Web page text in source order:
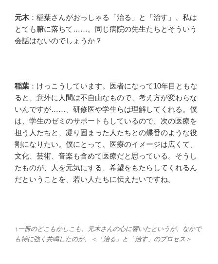
元木：稲葉さんがおっしゃる「治る」と「治す」、私は
とても腑に落ちて……。同じ病院の先生たちとそういう
会話はないのでしょうか？
稲葉 ：けっこうしています。医者になって10年目ともな
ると、意外に人間は不自由なもので、考え方が変わらな
いんですが……、研修医や学生らは理解してくれる。僕
は、学生のゼミのサポートもしているので、次の医療を
担う人たちと、凝り固まった人たちとの蝶番のような役
割になりたい。僕にとって、医療のイメージは広くて、
文化、芸術、音楽も含めて医療だと思っている。そうし
たものが、人を元気にする、希望をもたらしてくれるん
だということを、若い人たちに伝えたいですね。
↑一冊のどこもかしこも、元木さんの心に響いたというが、なかで
も特に強く共鳴したのが、＜「治る」と「治す」のプロセス＞